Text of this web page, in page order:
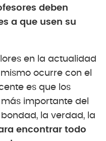
deben
a que usen su
en la actualidad
ocurre con el
es que los
importante del
la verdad, la
encontrar todo